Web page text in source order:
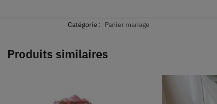
Catégorie : Panier mariage
Produits similaires